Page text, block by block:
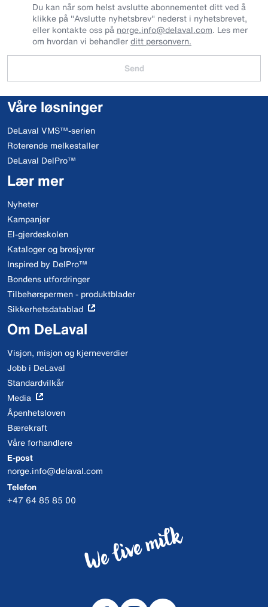
Du kan når som helst avslutte abonnementet ditt ved å
klikke på "Avslutte nyhetsbrev" nederst i nyhetsbrevet,
eller kontakte oss på norge.info@delaval.com. Les mer
om hvordan vi behandlerditt personvern.
Send
Våre løsninger
DeLaval VMS™-serien
Roterende melkestaller
DeLaval DelPro™
Lær mer
Nyheter
Kampanjer
El-gjerdeskolen
Kataloger og brosjyrer
Inspired by DelPro™
Bondens utfordringer
Tilbehørspermen - produktblader
Sikkerhetsdatablad
Om DeLaval
Visjon, misjon og kjerneverdier
Jobb i DeLaval
Standardvilkår
Media
Åpenhetsloven
Bærekraft
Våre forhandlere
E-post
norge.info@delaval.com
Telefon
+47 64 85 85 00